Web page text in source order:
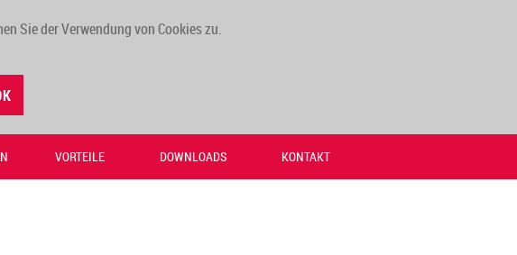
Sie der Verwendung von Cookies zu.
VORTEILE DOWNLOADS KONTAKT